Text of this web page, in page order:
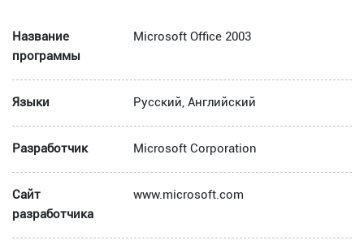
Название
программы
Microsoft Office 2003
Языки Русский, Английский
Разработчик Microsoft Corporation
Сайт
разработчика
www.microsoft.com